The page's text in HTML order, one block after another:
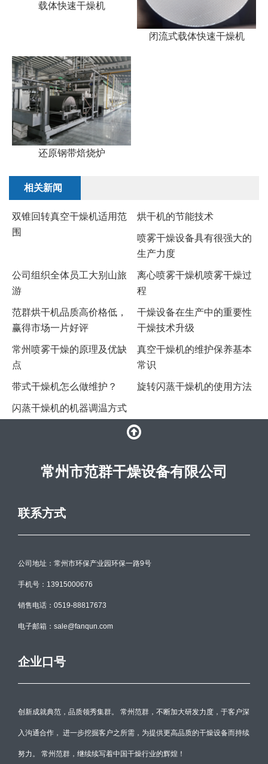
载体快速干燥机
闭流式载体快速干燥机
还原钢带焙烧炉
相关新闻
双锥回转真空干燥机适用范
围
烘干机的节能技术
喷雾干燥设备具有很强大的
生产力度
公司组织全体员工大别山旅
游
离心喷雾干燥机喷雾干燥过
程
范群烘干机品质高价格低，
赢得市场一片好评
干燥设备在生产中的重要性
干燥技术升级
常州喷雾干燥的原理及优缺
点
真空干燥机的维护保养基本
常识
带式干燥机怎么做维护？ 旋转闪蒸干燥机的使用方法
闪蒸干燥机的机器调温方式
常州市范群干燥设备有限公司
联系方式
公司地址：常州市环保产业园环保一路9号
手机号：13915000676
销售电话：0519-88817673
电子邮箱：sale@fanqun.com
企业口号
创新成就典范，品质领秀集群。 常州范群，不断加大研发力度，于客户深
入沟通合作， 进一步挖掘客户之所需，为提供更高品质的干燥设备而持续
努力。 常州范群，继续续写着中国干燥行业的辉煌！